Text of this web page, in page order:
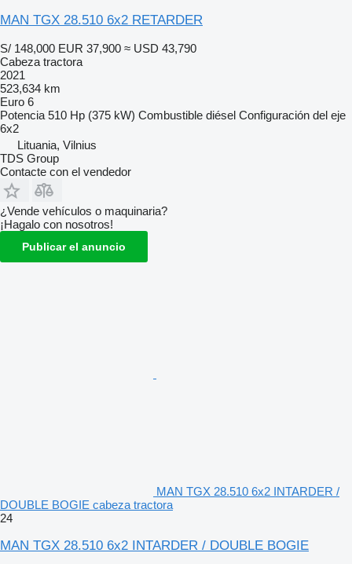
MAN TGX 28.510 6x2 RETARDER
S/ 148,000 EUR 37,900 ≈ USD 43,790
Cabeza tractora
2021
523,634 km
Euro 6
Potencia 510 Hp (375 kW) Combustible diésel Configuración del eje
6x2
Lituania, Vilnius
TDS Group
Contacte con el vendedor
¿Vende vehículos o maquinaria?
¡Hagalo con nosotros!
Publicar el anuncio
MAN TGX 28.510 6x2 INTARDER /
DOUBLE BOGIE cabeza tractora
24
MAN TGX 28.510 6x2 INTARDER / DOUBLE BOGIE